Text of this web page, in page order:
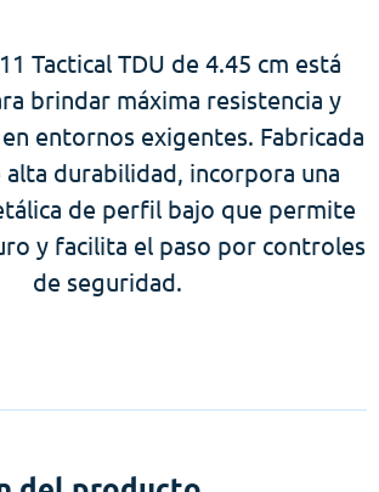
Tactical TDU de 4.45 cm está
brindar máxima resistencia y
entornos exigentes. Fabricada
alta durabilidad, incorpora una
de perfil bajo que permite
y facilita el paso por controles
de seguridad.